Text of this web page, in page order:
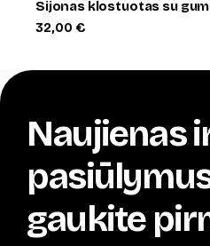
Sijonas klostuotas su
32,00 €
Naujienas
gaukite